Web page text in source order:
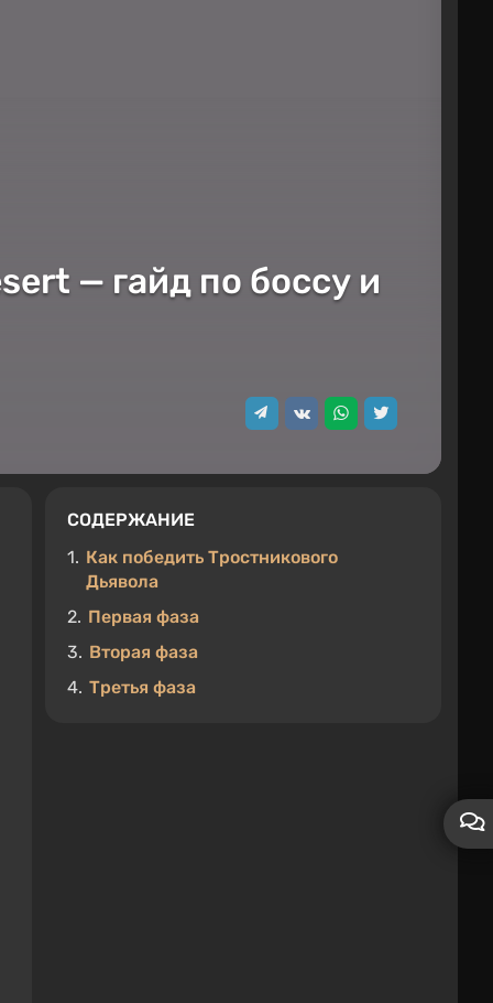
— гайд по боссу и
СОДЕРЖАНИЕ
1. Как победить Тростникового
Дьявола
2. Первая фаза
3. Вторая фаза
4. Третья фаза